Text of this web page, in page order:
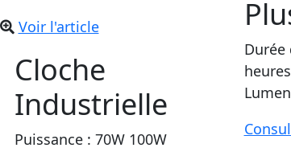
Voir l'article
Cloche
Industrielle
Puissance : 70W 100W
Durée